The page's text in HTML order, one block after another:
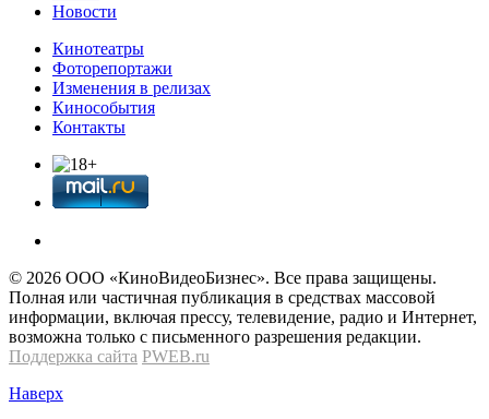
Новости
Кинотеатры
Фоторепортажи
Изменения в релизах
Кинособытия
Контакты
© 2026 OOО «КиноВидеоБизнес». Все права защищены.
Полная или частичная публикация в средствах массовой
информации, включая прессу, телевидение, радио и Интернет,
возможна только с письменного разрешения редакции.
Поддержка сайта PWEB.ru
Наверх